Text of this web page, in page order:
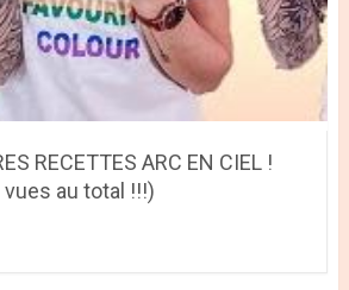
RECETTES ARC EN CIEL !
au total !!!)